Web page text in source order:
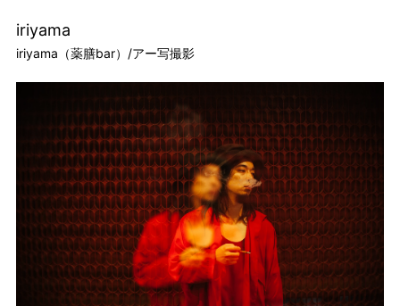
TOPICS
WORKS
STUDIO
iriyama
iriyama（薬膳bar）/アー写撮影